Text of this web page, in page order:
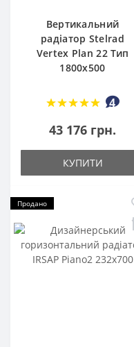
Вертикальний
радіатор Stelrad
Vertex Plan 22 Тип
1800x500
4
43 176 грн.
КУПИТИ
Продано